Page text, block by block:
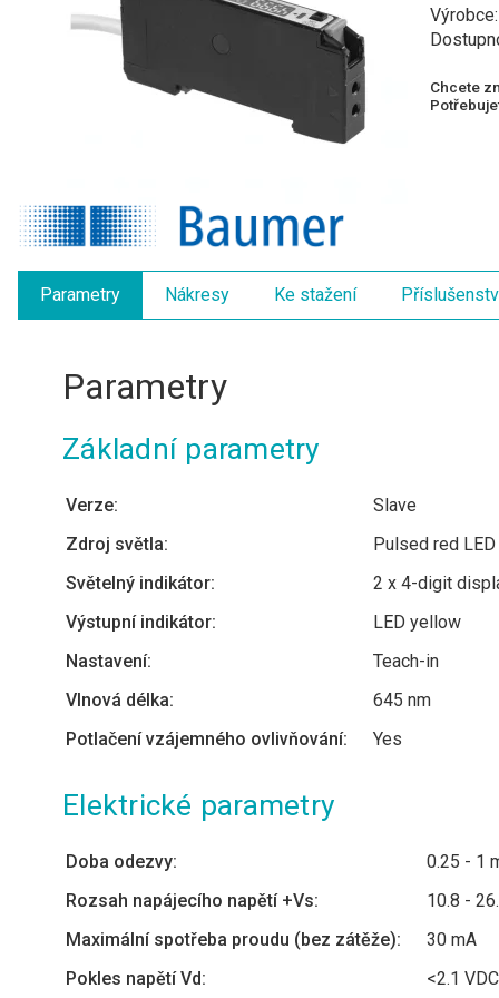
Chcete
Parametry Nákresy Ke stažení
Parametry
Základní parametry
Verze:
Slave
Zdroj světla:
Pulsed red LED
Světelný indikátor:
2 x 4-digit
Výstupní indikátor:
LED yellow
Nastavení:
Teach-in
Vlnová délka:
645 nm
Potlačení vzájemného ovlivňování:
Yes
Elektrické parametry
Doba odezvy:
0.25 - 1
Rozsah napájecího napětí +Vs:
10.8 -
Maximální spotřeba proudu (bez zátěže):
30 mA
Pokles napětí Vd:
<2.1 VDC